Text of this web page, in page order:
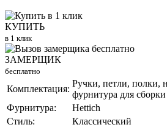
КУПИТЬ
в 1 клик
ЗАМЕРЩИК
бесплатно
Комплектация:
Ручки, петли, полки,
фурнитура для
Фурнитура:
Hettich
Стиль:
Классический